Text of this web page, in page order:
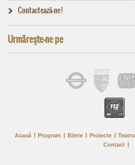
Contactează-ne !
Urmăreşte-ne pe
Acasă Program Bilete Proiecte Teatrul
Contact